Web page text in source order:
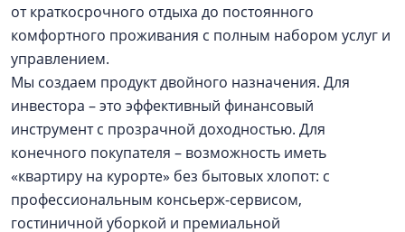
от краткосрочного отдыха до постоянного
комфортного проживания с полным набором услуг и
управлением.
Мы создаем продукт двойного назначения. Для
инвестора – это эффективный финансовый
инструмент с прозрачной доходностью. Для
конечного покупателя – возможность иметь
«квартиру на курорте» без бытовых хлопот: с
профессиональным консьерж-сервисом,
гостиничной уборкой и премиальной